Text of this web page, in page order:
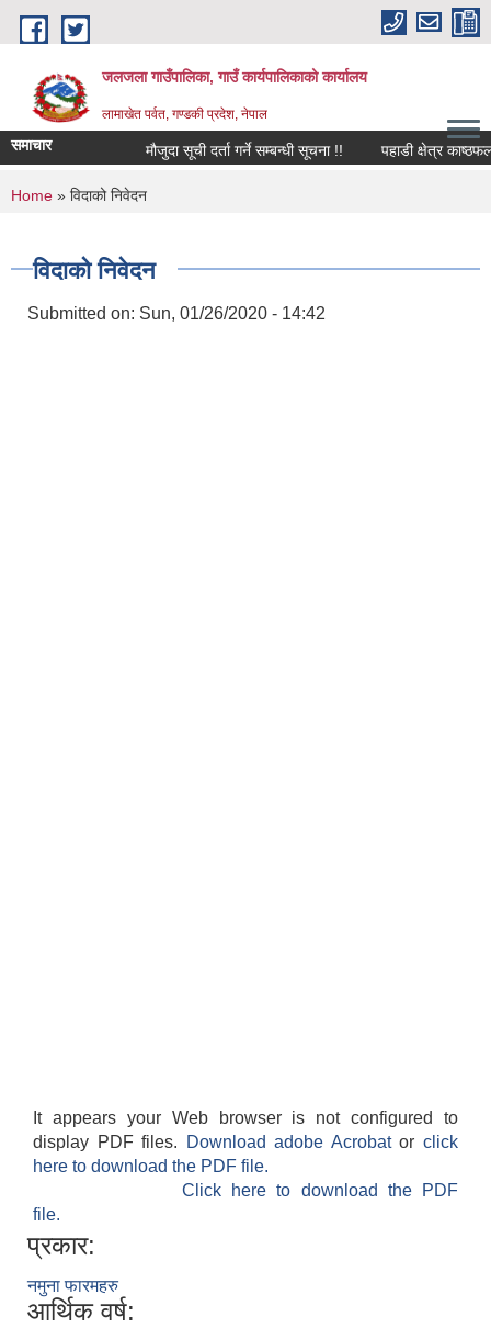
Skip to main content
जलजला गाउँपालिका, गाउँ कार्यपालिकाको कार्यालय
लामाखेत पर्वत, गण्डकी प्रदेश, नेपाल
समाचार मौजुदा सूची दर्ता गर्ने सम्बन्धी सूचना !! पहाडी क्षेत्र
You are here
Home » विदाको निवेदन
विदाको निवेदन
Submitted on: Sun, 01/26/2020 - 14:42
It appears your Web browser is not configured to
display PDF files.
Download adobe Acrobatorclick
here to download the PDF file.
Click here to download the PDF
file.
प्रकार:
नमुना फारमहरु
आर्थिक वर्ष: